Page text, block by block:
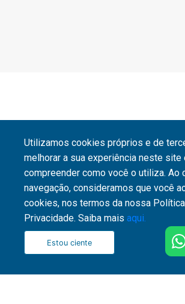
51 3287 1800
Utilizamos cookies próprios e de
melhorar a sua experiência neste site
compreender como você o utiliza. Ao
navegação, consideramos que você
cookies, nos termos da nossa
Privacidade. Saiba mais aqui.
Estou ciente